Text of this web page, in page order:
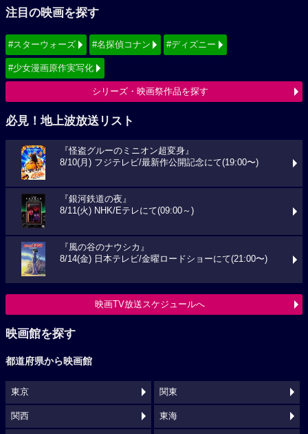
注目の映画を探す
#スターウォーズ #名探偵コナン #ディズニー
#少女漫画原作実写化
シリーズ・映画祭作品を探す
必見！地上波放送リスト
『怪盗グルーのミニオン超変身』
8/10(月) フジテレビ/最新作公開記念にて(19:00〜)
『銀河鉄道の夜』
8/11(火) NHK/Eテレにて(09:00～)
『風の谷のナウシカ』
8/14(金) 日本テレビ/金曜ロードショーにて(21:00〜)
映画TV放送スケジュールへ
映画館を探す
都道府県から映画館
東京 関東
関西 東海